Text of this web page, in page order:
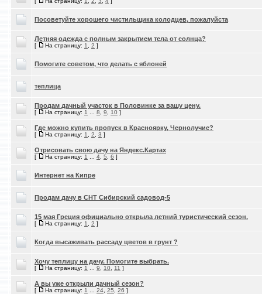
Посоветуйте хорошего чистильщика колодцев, пожалуйста
Летняя одежда с полным закрытием тела от солнца?
[ На страницу: 1 2 ]
Помогите советом, что делать с яблоней
теплица
Продам дачный участок в Половинке за вашу цену.
[ На страницу: 1 8 9 10 ]
Где можно купить пропуск в Красноярку, Чернолучие?
[ На страницу: 1 2 3 ]
Отрисовать свою дачу на Яндекс.Картах
[ На страницу: 1 4 5 6 ]
Интернет на Кипре
Продам дачу в СНТ Сибирский садовод-5
15 мая Греция официально открыла летний туристический сезон.
[ На страницу: 1 2 ]
Когда высаживать рассаду цветов в грунт ?
Хочу теплицу на дачу. Помогите выбрать.
[ На страницу: 1 9 10 11 ]
А вы уже открыли дачный сезон?
[ На страницу: 1 24 25 26 ]